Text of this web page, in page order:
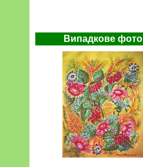
Випадкове фото